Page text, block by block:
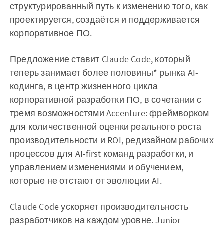
структурированный путь к изменению того, как
проектируется, создаётся и поддерживается
корпоративное ПО.
Предложение ставит Claude Code, который
теперь занимает более половины* рынка AI-
кодинга, в центр жизненного цикла
корпоративной разработки ПО, в сочетании с
тремя возможностями Accenture: фреймворком
для количественной оценки реального роста
производительности и ROI, редизайном рабочих
процессов для AI-first команд разработки, и
управлением изменениями и обучением,
которые не отстают от эволюции AI.
Claude Code ускоряет производительность
разработчиков на каждом уровне. Junior-